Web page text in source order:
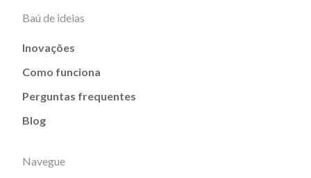
Baú de ideias
Inovações
Como funciona
Perguntas frequentes
Blog
Navegue